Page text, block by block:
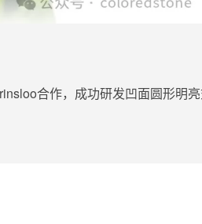
合作， 成功研发凹面圆形明